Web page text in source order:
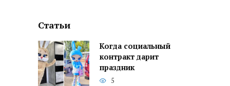
Статьи
Когда социальный
контракт дарит
праздник
5